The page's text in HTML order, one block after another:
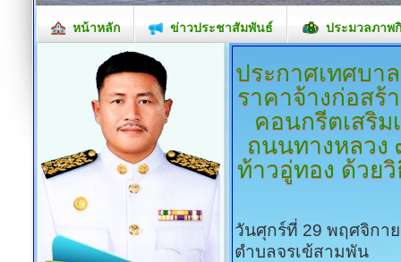
หน้าหลัก ข่าวประชาสัมพันธ์ ประมวลภาพ
ประกาศเทศบา
ราคาจ้างก่อสร้
คอนกรีตเสริ
ถนนทางหลวง
ท้าวอู่ทอง ด้วย
วันศุกร์ที่ 29 พฤศจิกา
ตำบลจรเข้สามพัน